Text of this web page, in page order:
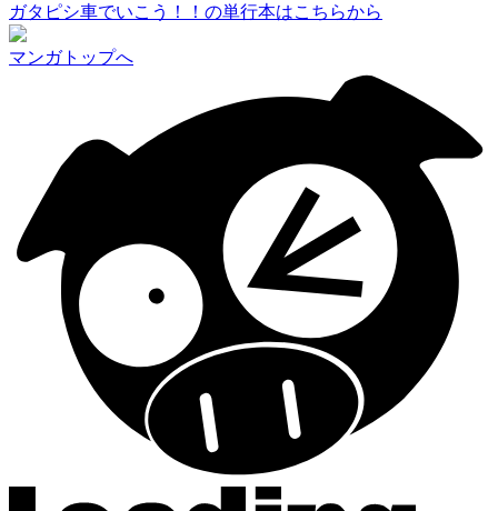
ガタピシ車でいこう！！の単行本はこちらから
マンガトップへ